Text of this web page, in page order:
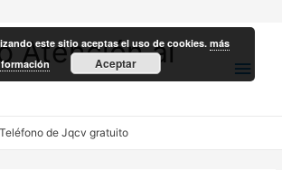
Atención al
Teléfono de Jqcv gratuito
este sitio aceptas el uso de cookies.más
Aceptar